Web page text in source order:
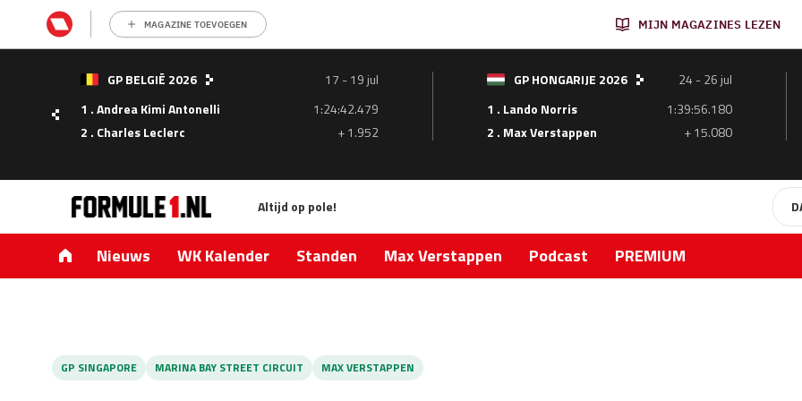
MAGAZINE TOEVOEGEN MIJN MAGAZINES LEZEN
GP BELGIË 2026
17 - 19 jul
1 . Andrea Kimi Antonelli
1:24:42.479
2 . Charles Leclerc
+ 1.952
GP HONGARIJE 2026
24 - 26 jul
1 . Lando Norris
1:39:56.180
2 . Max Verstappen
+ 15.080
Altijd op pole!
Nieuws WK Kalender Standen Max Verstappen Podcast PREMIUM
GP SINGAPORE MARINA BAY STREET CIRCUIT MAX VERSTAPPEN